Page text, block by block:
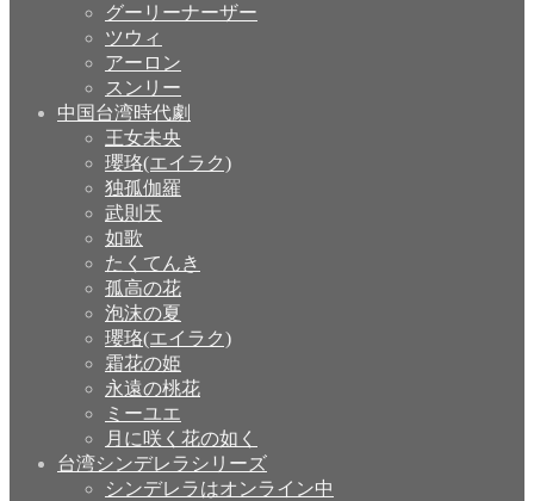
グーリーナーザー
ツウィ
アーロン
スンリー
中国台湾時代劇
王女未央
瓔珞(エイラク)
独孤伽羅
武則天
如歌
たくてんき
孤高の花
泡沫の夏
瓔珞(エイラク)
霜花の姫
永遠の桃花
ミーユエ
月に咲く花の如く
台湾シンデレラシリーズ
シンデレラはオンライン中